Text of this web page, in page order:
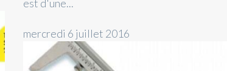
est d'une...
mercredi 6 juillet 2016